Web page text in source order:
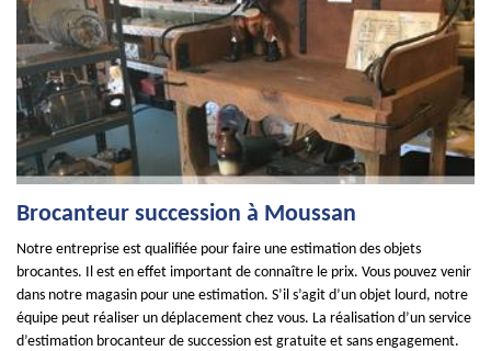
Brocanteur succession à Moussan
Notre entreprise est qualifiée pour faire une estimation des objets
brocantes. Il est en effet important de connaître le prix. Vous pouvez venir
dans notre magasin pour une estimation. S’il s’agit d’un objet lourd, notre
équipe peut réaliser un déplacement chez vous. La réalisation d’un service
d’estimation brocanteur de succession est gratuite et sans engagement.